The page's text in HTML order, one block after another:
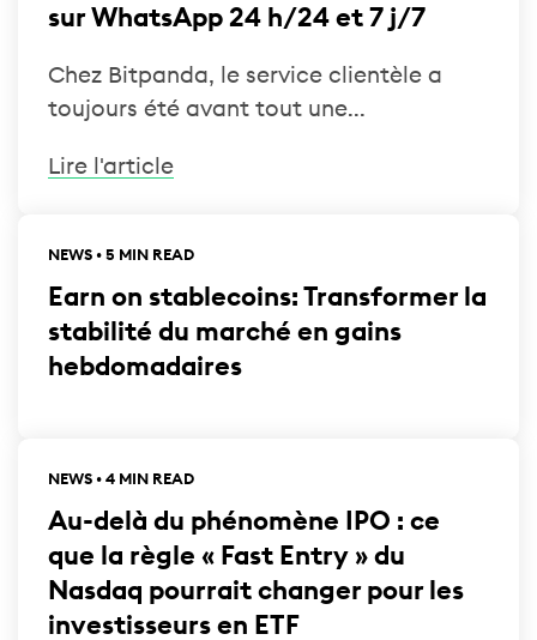
sur WhatsApp 24 h/24 et 7 j/7
Chez Bitpanda, le service clientèle a
toujours été avant tout une...
Lire l'article
NEWS • 5 MIN READ
Earn on stablecoins: Transformer la
stabilité du marché en gains
hebdomadaires
NEWS • 4 MIN READ
Au-delà du phénomène IPO : ce
que la règle « Fast Entry » du
Nasdaq pourrait changer pour les
investisseurs en ETF